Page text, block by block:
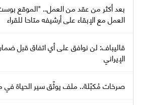
بعد أكثر من عقد من العمل.. "الموقع
العمل مع الإبقاء على أرشيفه متاحا للقراء
قاليباف: لن نوافق على أي اتفاق قبل
الإيراني
صرخات مُكبّلة.. ملف يوثّق سير الحياة في